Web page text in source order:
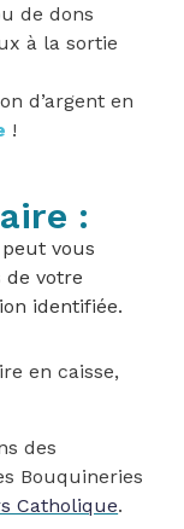
de dons
à la sortie
d’argent en
!
:
peut vous
de votre
identifiée.
en caisse,
des
Bouquineries
Catholique.